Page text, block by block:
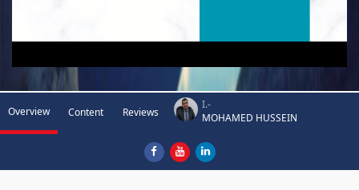
Overview Content Reviews
I.-
MOHAMED HUSSEIN